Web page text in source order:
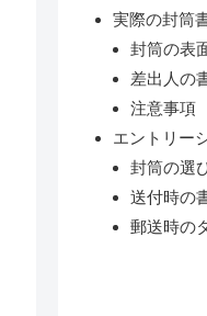
実際の封筒
封筒の表
差出人の
注意事項
エントリー
封筒の選
送付時の
郵送時の